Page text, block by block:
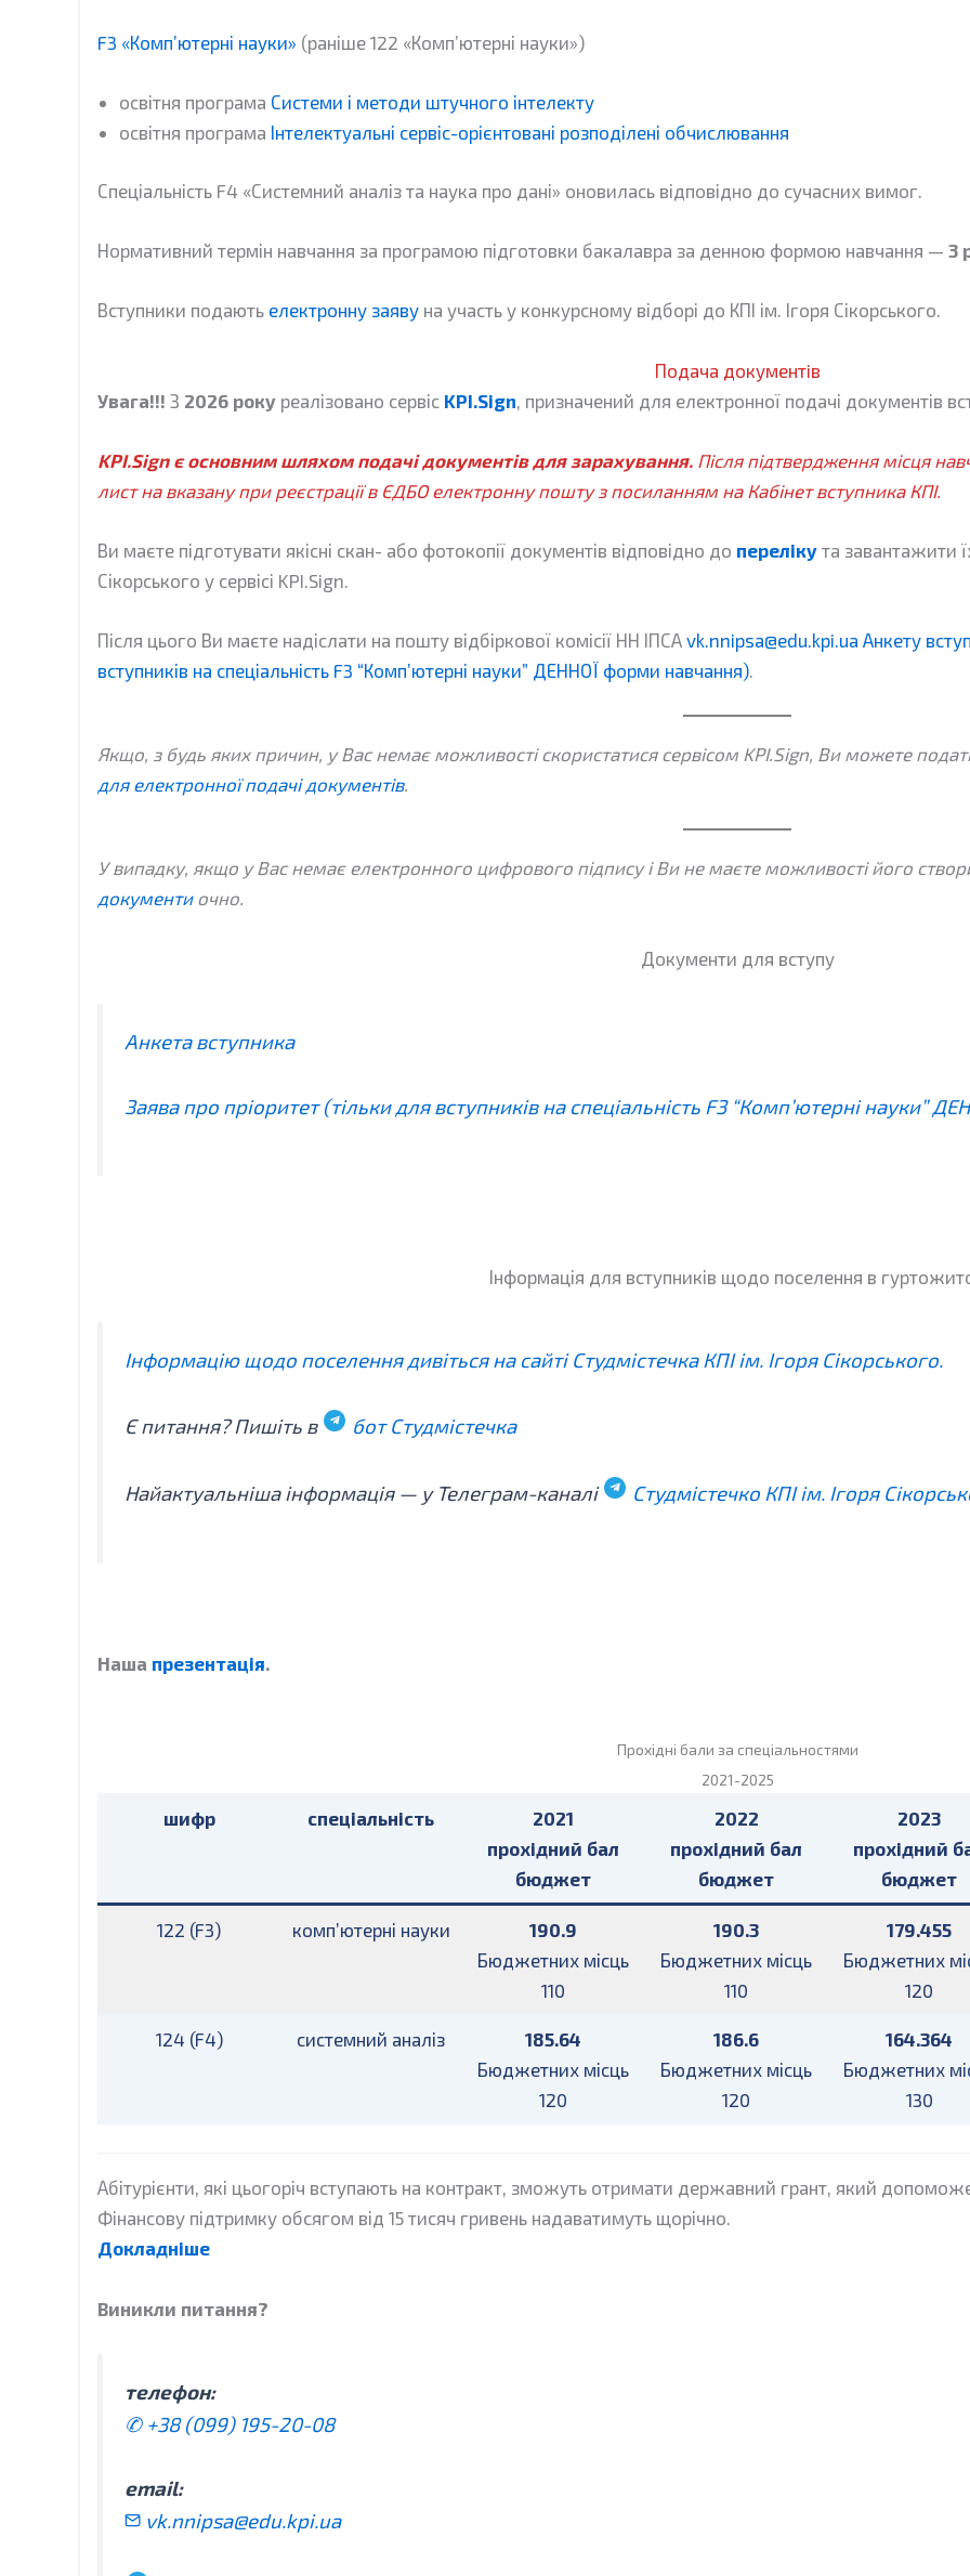
F3 «Комп’ютерні науки» (раніше 122 «Комп’ютерні науки»)
освітня програма Системи і методи штучного інтелекту
освітня програма Інтелектуальні сервіс-орієнтовані розподілені обчислювання
Спеціальність F4 «Системний аналіз та наука про дані» оновилась відповідно до сучасних вимог.
Нормативний термін навчання за програмою підготовки бакалавра за денною формою навчання — 3
Вступники подають електронну заяву на участь у конкурсному відборі до КПІ ім. Ігоря Сікорського.
Подача документiв
Увага!!! З 2026 року реалізовано сервіс KPI.Sign , призначений для електронної подачі документів
KPI.Sign є основним шляхом подачі документів для зарахування. Після підтвердження місця
лист на вказану при реєстрації в ЄДБО електронну пошту з посиланням на Кабінет вступника КПІ.
Ви маєте підготувати якісні скан- або фотокопії документів відповідно до переліку та завантажити
Сікорського у сервісі KPI.Sign.
Після цього Ви маєте надіслати на пошту відбіркової комісії НН ІПСА vk.nnipsa@edu.kpi.ua Анкету
вступників на спеціальність F3 “Комп’ютерні науки” ДЕННОЇ форми навчання).
Якщо, з будь яких причин, у Вас немає можливості скористатися сервісом KPI.Sign, Ви можете
для електронної подачі документів.
У випадку, якщо у Вас немає електронного цифрового підпису і Ви не маєте можливості його
документиочно.
Документи для вступу
Анкета вступника
Заява про пріоритет (тільки для вступників на спеціальність F3 “Комп’ютерні науки”
Інформація для вступників щодо поселення в
Інформацію щодо поселення дивіться на сайті Студмістечка КПІ ім. Ігоря Сікорського.
Є питання? Пишіть в бот Студмістечка
Найактуальніша інформація — у Телеграм-каналі Студмістечко КПІ ім. Ігоря
Наша презентація.
Прохідні бали за спеціальностями
2021-2025
шифр спеціальність
2021
прохідний бал
бюджет
2022
прохідний бал
бюджет
2023
прохідний
бюджет
122 (F3) комп’ютерні науки
190.9
Бюджетних місць
110
190.3
Бюджетних місць
110
179.455
Бюджетних
120
124 (F4) системний аналіз
185.64
Бюджетних місць
120
186.6
Бюджетних місць
120
164.364
Бюджетних
130
Абітурієнти, які цьогоріч вступають на контракт, зможуть отримати державний грант, який
Фінансову підтримку обсягом від 15 тисяч гривень надаватимуть щорічно.
Докладніше
Виникли питання?
телефон:
✆ +38 (099) 195-20-08
email:
vk.nnipsa@edu.kpi.ua